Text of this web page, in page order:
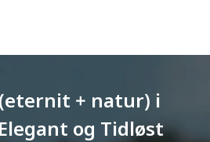
+ natur) i
og Tidløst